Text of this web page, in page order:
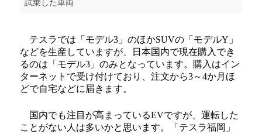
試乗した車両
テスラでは「モデル3」のほかSUVの「モデルY」
などを生産していますが、日本国内で現在購入でき
るのは「モデル3」のみとなっています。購入はイン
ターネットで受け付けており、注文から3～4か月ほ
どで自宅などに届きます。
国内でも注目が高まっているEVですが、運転した
ことがない人は多いかと思います。「テスラ福岡」